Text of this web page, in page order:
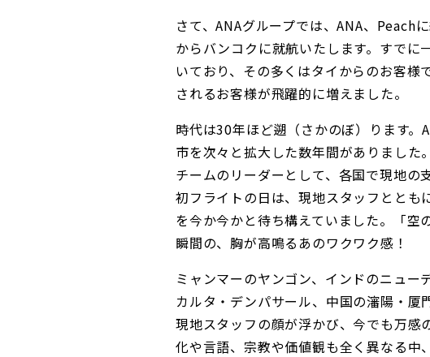
さて、ANAグループでは、ANA、Peach
からバンコクに就航いたします。すでに
いており、その多くはタイからのお客様
されるお客様が飛躍的に増えました。
時代は30年ほど遡（さかのぼ）ります
市を次々と拡大した数年間がありまし
チームのリーダーとして、各国で現地の
初フライトの日は、現地スタッフととも
を今か今かと待ち構えていました。「空
瞬間の、胸が高鳴るあのワクワク感！
ミャンマーのヤンゴン、インドのニュー
カルタ・デンパサール、中国の瀋陽・厦
現地スタッフの顔が浮かび、今でも万感
化や言語、宗教や価値観も全く異なる中